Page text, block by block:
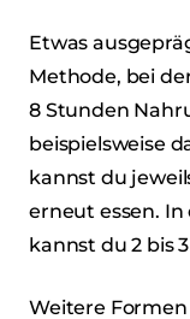
Etwas
Methode, bei
8 Stunden
beispielsweise
kannst du
erneut essen. In
kannst du 2 bis
Weitere Formen